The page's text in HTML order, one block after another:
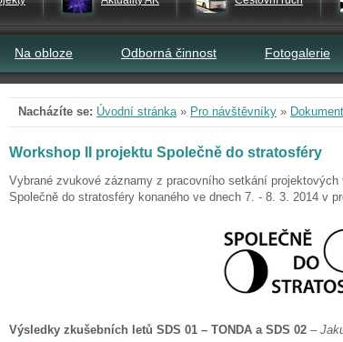
Na obloze Odborná činnost Fotogalerie
Nacházíte se: Úvodní stránka» Pro návštěvníky »
Workshop II projektu Společně do stratosféry
Vybrané zvukové záznamy z pracovního setkání
Společně do stratosféry konaného ve dnech 7. - 8. 3. 2014 v
Výsledky zkušebních letů SDS 01 – TONDA a SDS 02 –